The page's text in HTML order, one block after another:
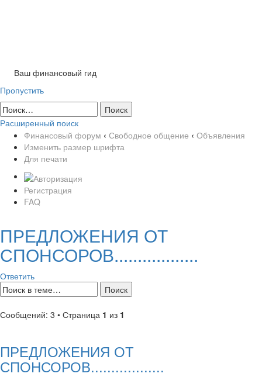
Ваш финансовый гид
Пропустить
Расширенный поиск
Финансовый форум ‹ Свободное общение ‹ Объявления
Изменить размер шрифта
Для печати
Регистрация
FAQ
ПРЕДЛОЖЕНИЯ ОТ
СПОНСОРОВ..................
Ответить
Сообщений: 3 • Страница 1 из 1
ПРЕДЛОЖЕНИЯ ОТ
СПОНСОРОВ..................